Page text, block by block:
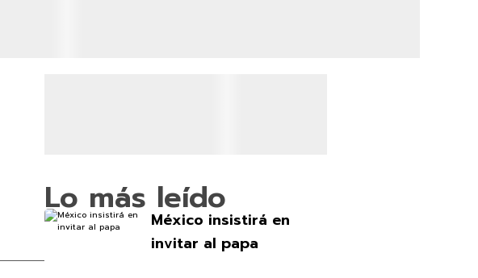
Lo más leído
México insistirá en
invitar al papa